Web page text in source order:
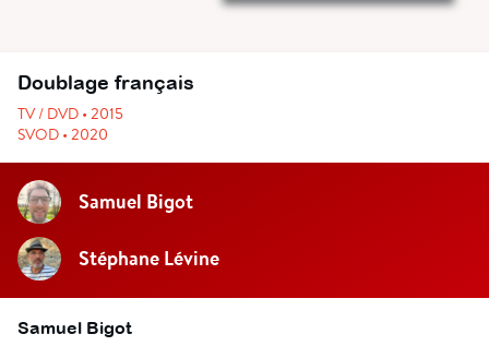
Doublage français
TV / DVD • 2015
SVOD • 2020
Samuel Bigot
Stéphane Lévine
Samuel Bigot